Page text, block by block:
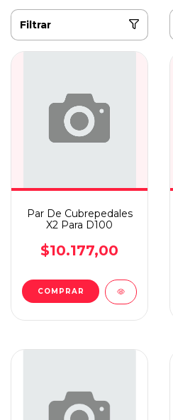
Filtrar
Par De Cubrepedales
X2 Para D100
$10.177,00